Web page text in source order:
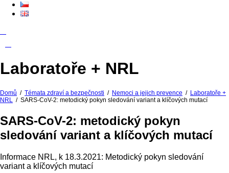
Laboratoře + NRL
Domů / Témata zdraví a bezpečnosti / Nemoci a jejich prevence / Laboratoře +
NRL / SARS-CoV-2: metodický pokyn sledování variant a klíčových mutací
SARS-CoV-2: metodický pokyn
sledování variant a klíčových mutací
Informace NRL, k 18.3.2021: Metodický pokyn sledování
variant a klíčových mutací